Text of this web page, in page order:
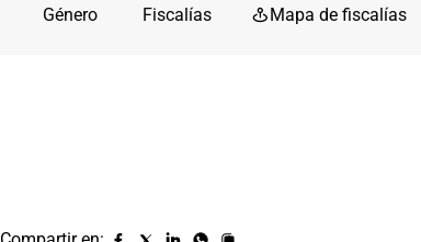
Género Fiscalías Mapa de fiscalías